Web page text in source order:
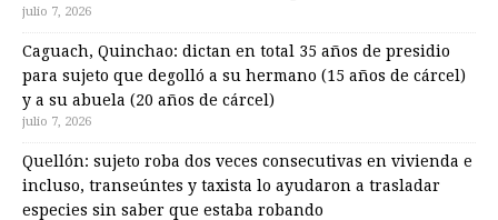
julio 7, 2026
Caguach, Quinchao: dictan en total 35 años de presidio
para sujeto que degolló a su hermano (15 años de cárcel)
y a su abuela (20 años de cárcel)
julio 7, 2026
Quellón: sujeto roba dos veces consecutivas en vivienda e
incluso, transeúntes y taxista lo ayudaron a trasladar
especies sin saber que estaba robando